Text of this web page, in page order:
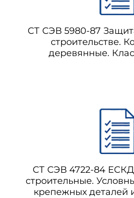
СТ СЭВ 5980-87
строительстве.
деревянные.
СТ СЭВ 4722-84
строительные.
крепежных деталей